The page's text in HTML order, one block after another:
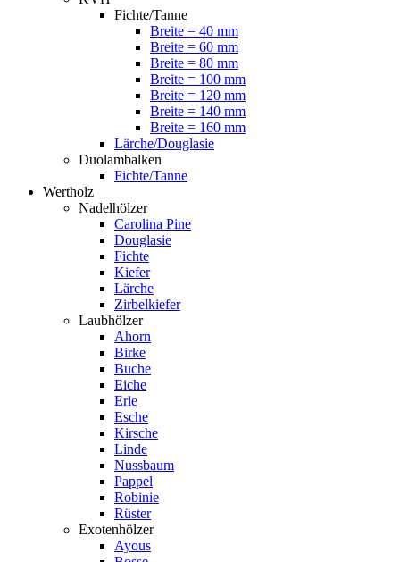
Fichte/Tanne
Breite = 40 mm
Breite = 60 mm
Breite = 80 mm
Breite = 100 mm
Breite = 120 mm
Breite = 140 mm
Breite = 160 mm
Lärche/Douglasie
Duolambalken
Fichte/Tanne
Wertholz
Nadelhölzer
Carolina Pine
Douglasie
Fichte
Kiefer
Lärche
Zirbelkiefer
Laubhölzer
Ahorn
Birke
Buche
Eiche
Erle
Esche
Kirsche
Linde
Nussbaum
Pappel
Robinie
Rüster
Exotenhölzer
Ayous